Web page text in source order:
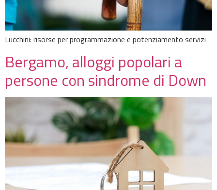
Lucchini: risorse per programmazione e potenziamento servizi
Bergamo, alloggi popolari a
persone con sindrome di Down